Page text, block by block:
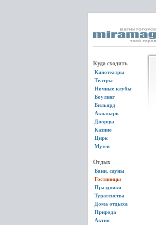
Куда сходить
Кинотеатры
Театры
Ночные клубы
Боулинг
Бильярд
Аквапарк
Дворцы
Казино
Цирк
Музеи
Отдых
Бани, сауны
Гостиницы
Праздники
Турагенства
Дома отдыха
Природа
Актив